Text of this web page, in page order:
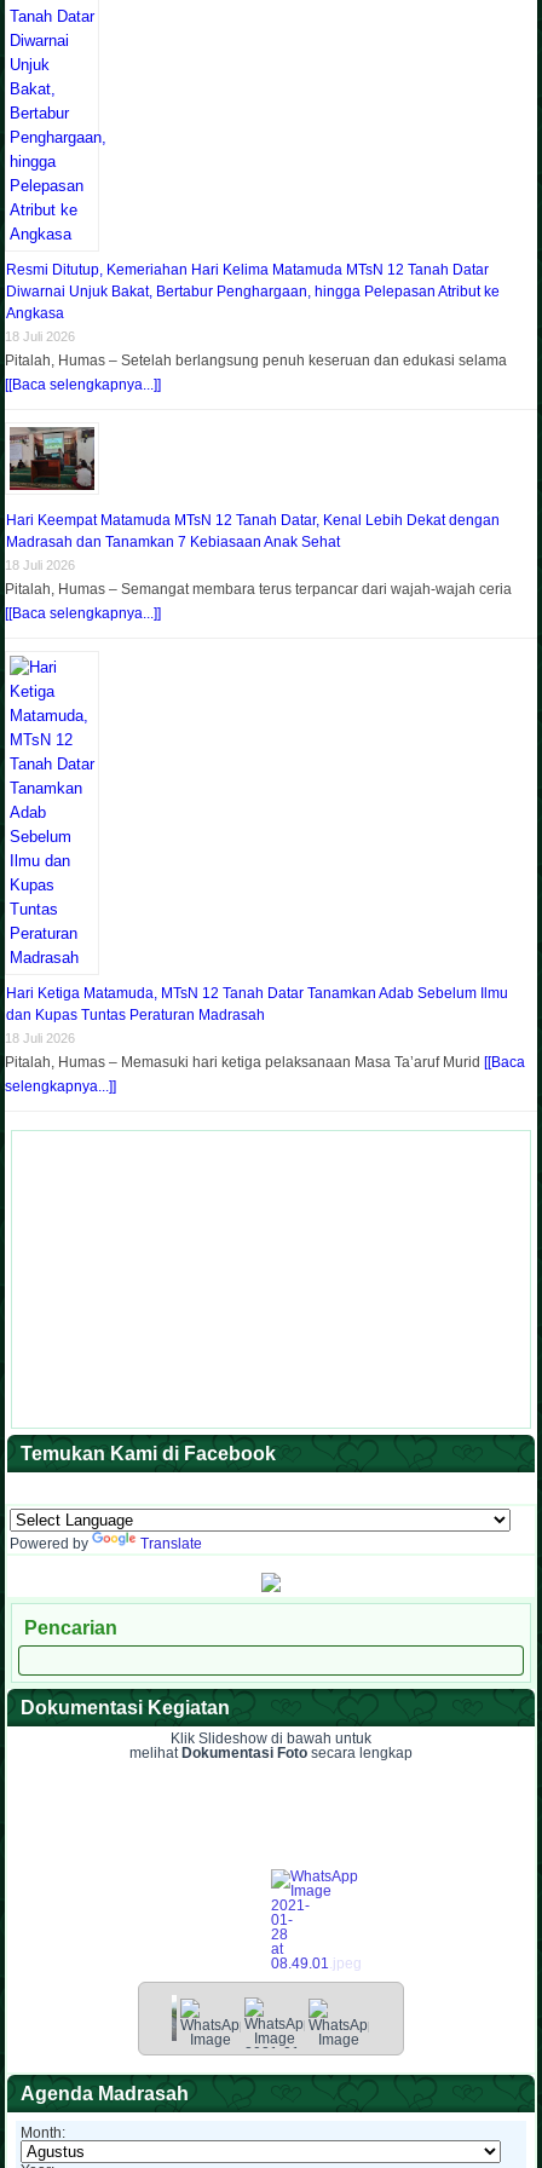
Resmi Ditutup, Kemeriahan Hari Kelima Matamuda MTsN 12 Tanah Datar
Diwarnai Unjuk Bakat, Bertabur Penghargaan, hingga Pelepasan Atribut ke
Angkasa
18 Juli 2026
Pitalah, Humas – Setelah berlangsung penuh keseruan dan edukasi selama
[[Baca selengkapnya...]]
Hari Keempat Matamuda MTsN 12 Tanah Datar, Kenal Lebih Dekat dengan
Madrasah dan Tanamkan 7 Kebiasaan Anak Sehat
18 Juli 2026
Pitalah, Humas – Semangat membara terus terpancar dari wajah-wajah ceria
[[Baca selengkapnya...]]
Hari Ketiga Matamuda, MTsN 12 Tanah Datar Tanamkan Adab Sebelum Ilmu
dan Kupas Tuntas Peraturan Madrasah
18 Juli 2026
Pitalah, Humas – Memasuki hari ketiga pelaksanaan Masa Ta’aruf Murid [[Baca
selengkapnya...]]
Temukan Kami di Facebook
Powered by Translate
Pencarian
Dokumentasi Kegiatan
Klik Slideshow di bawah untuk
melihat Dokumentasi Foto secara lengkap
Agenda Madrasah
Month: